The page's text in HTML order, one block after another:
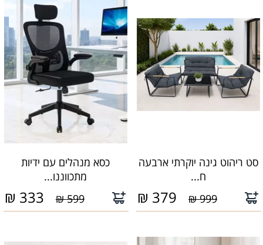
סט ריהוט גינה יוקרתי ארבעה
ח...
999 ₪
379
₪
כסא מנהלים עם ידיות
מתכווננו...
599 ₪
333
₪